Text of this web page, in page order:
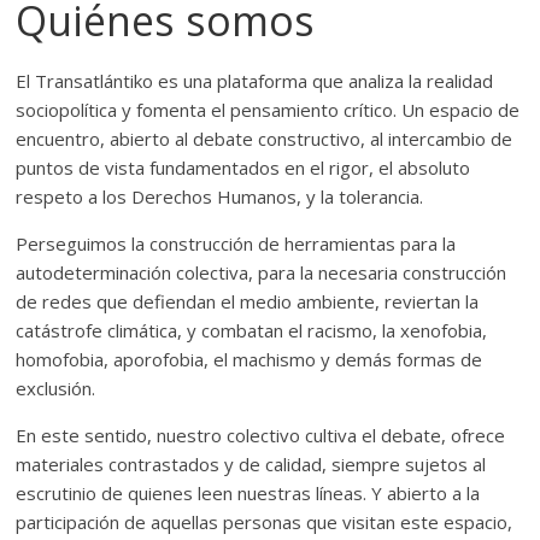
Quiénes somos
El Transatlántiko es una plataforma que analiza la realidad
sociopolítica y fomenta el pensamiento crítico. Un espacio de
encuentro, abierto al debate constructivo, al intercambio de
puntos de vista fundamentados en el rigor, el absoluto
respeto a los Derechos Humanos, y la tolerancia.
Perseguimos la construcción de herramientas para la
autodeterminación colectiva, para la necesaria construcción
de redes que defiendan el medio ambiente, reviertan la
catástrofe climática, y combatan el racismo, la xenofobia,
homofobia, aporofobia, el machismo y demás formas de
exclusión.
En este sentido, nuestro colectivo cultiva el debate, ofrece
materiales contrastados y de calidad, siempre sujetos al
escrutinio de quienes leen nuestras líneas. Y abierto a la
participación de aquellas personas que visitan este espacio,